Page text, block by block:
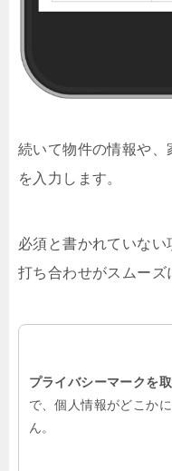
続いて物件の情報や
を入力します。
必須と書かれていな
打ち合わせがスムーズ
プライバシーマークを
で、個人情報がどこか
ん。